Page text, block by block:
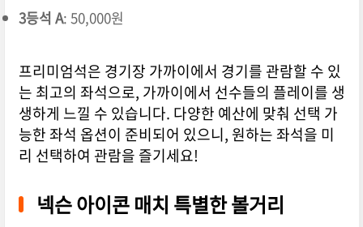
3등석 A: 50,000원
프리미엄석은 경기장 가까이에서 경기를 관람할 수 있
는 최고의 좌석으로, 가까이에서 선수들의 플레이를 생
생하게 느낄 수 있습니다. 다양한 예산에 맞춰 선택 가
능한 좌석 옵션이 준비되어 있으니, 원하는 좌석을 미
리 선택하여 관람을 즐기세요!
넥슨 아이콘 매치 특별한 볼거리